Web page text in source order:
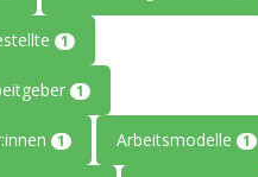
1
1
1 Arbeitsmodelle 1